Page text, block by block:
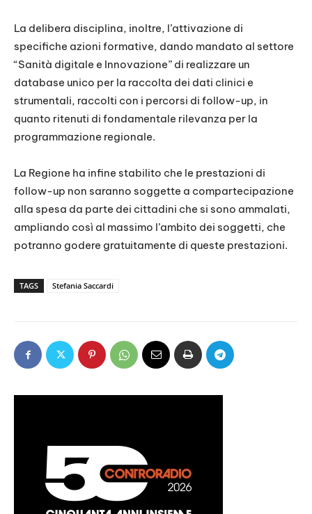
La delibera disciplina, inoltre, l’attivazione di
specifiche azioni formative, dando mandato al settore
“Sanità digitale e Innovazione” di realizzare un
database unico per la raccolta dei dati clinici e
strumentali, raccolti con i percorsi di follow-up, in
quanto ritenuti di fondamentale rilevanza per la
programmazione regionale.
La Regione ha infine stabilito che le prestazioni di
follow-up non saranno soggette a compartecipazione
alla spesa da parte dei cittadini che si sono ammalati,
ampliando così al massimo l’ambito dei soggetti, che
potranno godere gratuitamente di queste prestazioni.
TAGS Stefania Saccardi